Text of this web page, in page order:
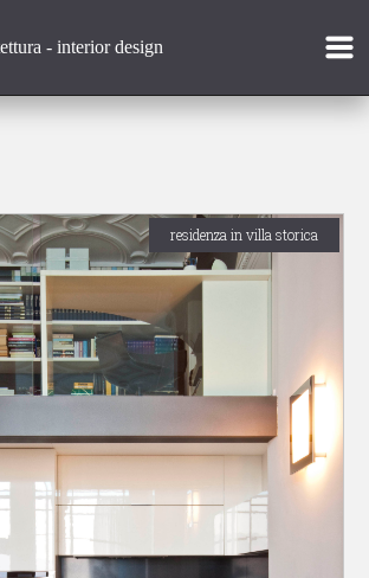
- interior design
residenza in villa storica